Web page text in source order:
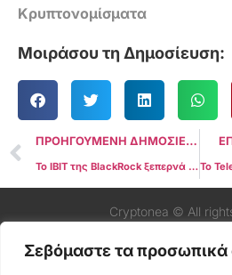
Σεβόμαστε τα
Κρυπτονομίσματα
Μοιράσου τη Δημοσίευση:
ΠΡΟΗΓΟΥΜΕΝΗ ΔΗΜΟΣΙΕΥΣΗ
Το IBIT της BlackRock ξεπερνά το GBTC για να γίνει το μεγαλύτερο Bitcoin ETF παγκοσμίως
Cryptonea © All